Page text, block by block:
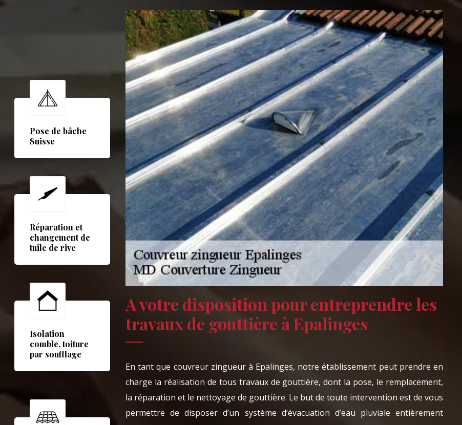
Pose de bâche
Suisse
Réparation et
changement de
tuile de rive
Isolation
comble, toiture
par soufflage
A votre disposition pour entreprendre les
travaux de gouttière à Epalinges
En tant que couvreur zingueur à Epalinges, notre établissement peut prendre en
charge la réalisation de tous travaux de gouttière, dont la pose, le remplacement,
la réparation et le nettoyage de gouttière. Le but de toute intervention est de vous
permettre de disposer d’un système d’évacuation d’eau pluviale entièrement